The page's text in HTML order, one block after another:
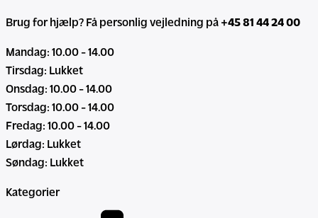
Brug for hjælp? Få personlig vejledning på +45 81 44 24 00
Mandag: 10.00 - 14.00
Tirsdag: Lukket
Onsdag: 10.00 - 14.00
Torsdag: 10.00 - 14.00
Fredag: 10.00 - 14.00
Lørdag: Lukket
Søndag: Lukket
Kategorier